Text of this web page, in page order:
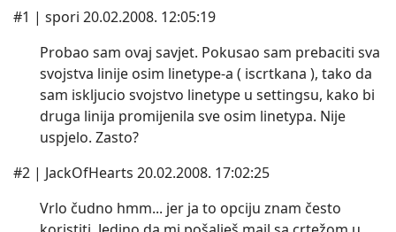
#1 | spori 20.02.2008. 12:05:19
Probao sam ovaj savjet. Pokusao sam prebaciti sva
svojstva linije osim linetype-a ( iscrtkana ), tako da
sam iskljucio svojstvo linetype u settingsu, kako bi
druga linija promijenila sve osim linetypa. Nije
uspjelo. Zasto?
#2 | JackOfHearts 20.02.2008. 17:02:25
Vrlo čudno hmm... jer ja to opciju znam često